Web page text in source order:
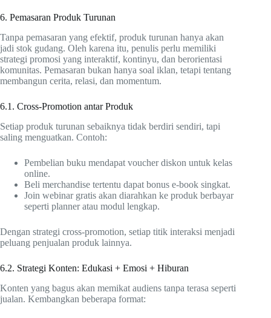
6. Pemasaran Produk Turunan
Tanpa pemasaran yang efektif, produk turunan hanya akan
jadi stok gudang. Oleh karena itu, penulis perlu memiliki
strategi promosi yang interaktif, kontinyu, dan berorientasi
komunitas. Pemasaran bukan hanya soal iklan, tetapi tentang
membangun cerita, relasi, dan momentum.
6.1. Cross-Promotion antar Produk
Setiap produk turunan sebaiknya tidak berdiri sendiri, tapi
saling menguatkan. Contoh:
Pembelian buku mendapat voucher diskon untuk kelas
online.
Beli merchandise tertentu dapat bonus e-book singkat.
Join webinar gratis akan diarahkan ke produk berbayar
seperti planner atau modul lengkap.
Dengan strategi cross-promotion, setiap titik interaksi menjadi
peluang penjualan produk lainnya.
6.2. Strategi Konten: Edukasi + Emosi + Hiburan
Konten yang bagus akan memikat audiens tanpa terasa seperti
jualan. Kembangkan beberapa format: